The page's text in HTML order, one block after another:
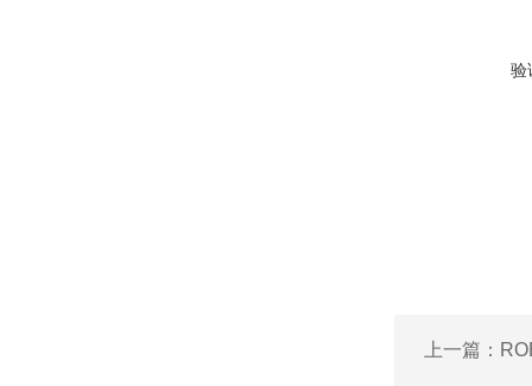
验
上一篇：